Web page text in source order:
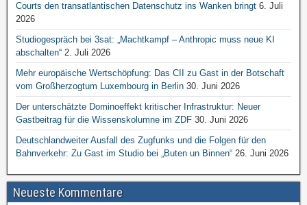
Courts den transatlantischen Datenschutz ins Wanken bringt 6. Juli
2026
Studiogespräch bei 3sat: „Machtkampf – Anthropic muss neue KI
abschalten“ 2. Juli 2026
Mehr europäische Wertschöpfung: Das CII zu Gast in der Botschaft
vom Großherzogtum Luxembourg in Berlin 30. Juni 2026
Der unterschätzte Dominoeffekt kritischer Infrastruktur: Neuer
Gastbeitrag für die Wissenskolumne im ZDF 30. Juni 2026
Deutschlandweiter Ausfall des Zugfunks und die Folgen für den
Bahnverkehr: Zu Gast im Studio bei „Buten un Binnen“ 26. Juni 2026
Neueste Kommentare